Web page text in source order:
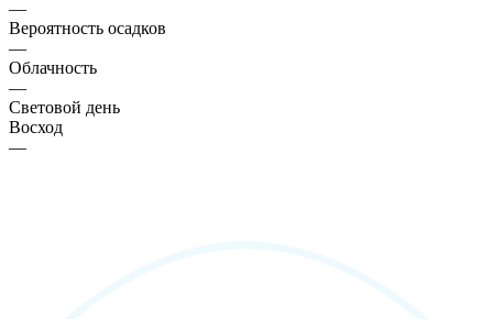
—
Вероятность осадков
—
Облачность
—
Световой день
Восход
—